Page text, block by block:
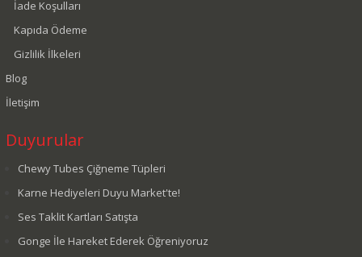
İade Koşulları
Kapıda Ödeme
Gizlilik İlkeleri
Blog
İletişim
Duyurular
Chewy Tubes Çiğneme Tüpleri
Karne Hediyeleri Duyu Market'te!
Ses Taklit Kartları Satışta
Gonge İle Hareket Ederek Öğreniyoruz